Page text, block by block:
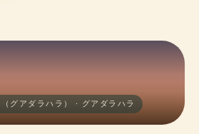
グアダラハラ） · グアダラハラ